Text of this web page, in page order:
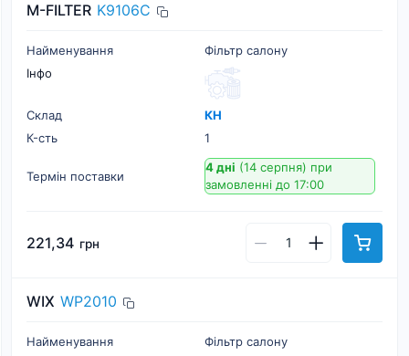
M-FILTER K9106C
Найменування
Фільтр салону
Інфо
Склад
КН
К-cть
1
Термін поставки
4 дні (14 серпня) при
замовленні до 17:00
221,34 грн
WIX WP2010
Найменування
Фільтр салону